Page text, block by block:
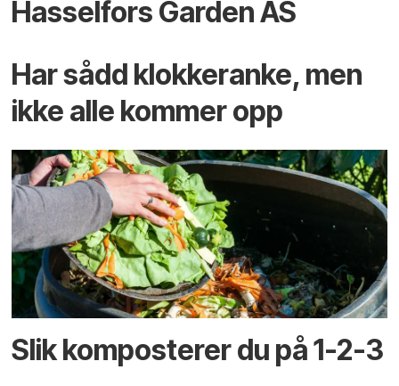
Hasselfors Garden AS
Har sådd klokkeranke, men
ikke alle kommer opp
Slik komposterer du på 1-2-3